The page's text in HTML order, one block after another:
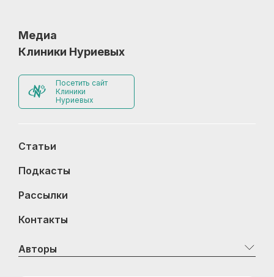
Медиа
Клиники Нуриевых
Посетить сайт
Клиники
Нуриевых
Статьи
Подкасты
Рассылки
Контакты
Авторы